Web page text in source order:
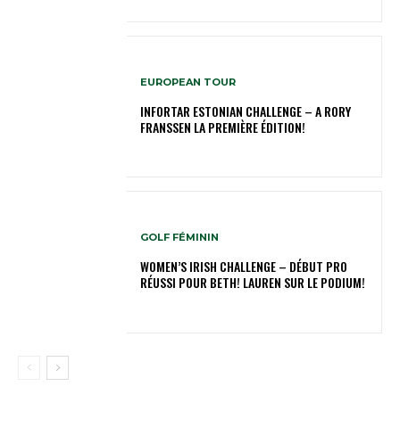
EUROPEAN TOUR
INFORTAR ESTONIAN CHALLENGE – A RORY
FRANSSEN LA PREMIÈRE ÉDITION!
GOLF FÉMININ
WOMEN’S IRISH CHALLENGE – DÉBUT PRO
RÉUSSI POUR BETH! LAUREN SUR LE PODIUM!